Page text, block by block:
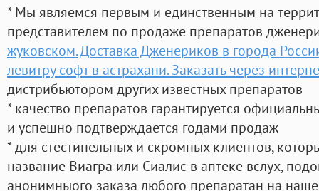
* Мы являемся первым и единственным на
представителем по продаже препаратов
жуковском. Доставка Дженериков в города
левитру софт в астрахани. Заказать через
дистрибьютором других известных препаратов
* качество препаратов гарантируется
и успешно подтверждается годами продаж
* для стестинельных и скромных клиентов,
название Виагра или Сиалис в аптеке вслух,
анонимныого заказа любого препаратан на